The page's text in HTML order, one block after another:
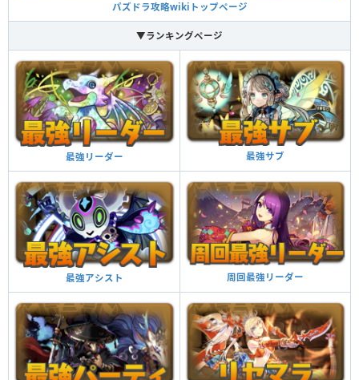
操作不可耐性
操作不可攻撃を無効化する
HP強化
HPが500アップする
巫力無効化
神タイプの全パラメータが1.5倍。ドロップ操作を3秒延長。4コンボ以上で
攻撃力が上昇、最大10倍。
覚醒スキル
バインド耐性
自分自身へのバインド攻撃を無効化することがある
バインド耐性
自分自身へのバインド攻撃を無効化することがある
スキルブースト
チーム全体のスキルが1ターン溜まった状態で始まる
スキルブースト
チーム全体のスキルが1ターン溜まった状態で始まる
パズドラ攻略wikiトップページ
▼ランキングページ
最強リーダー 最強サブ
最強アシスト 周回最強リーダー